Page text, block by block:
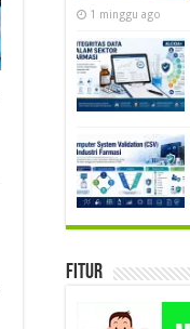
1 minggu ago
Fitur